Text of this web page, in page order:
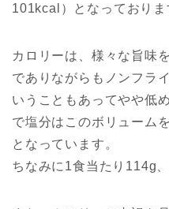
101kcal）となっておりま
カロリーは、様々な旨味
でありながらもノンフラ
いうこともあってやや低
で塩分はこのボリューム
となっています。
ちなみに1食当たり114g